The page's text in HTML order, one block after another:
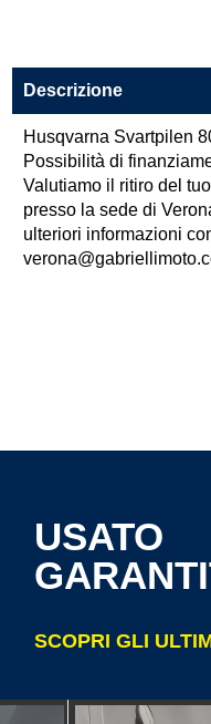
Descrizione
Husqvarna Svartpilen
Possibilità di
Valutiamo il ritiro del
presso la sede di
ulteriori informazioni
USATO
SCOPRI GLI